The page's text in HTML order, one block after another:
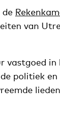
de
van
vastgoed in
politiek en